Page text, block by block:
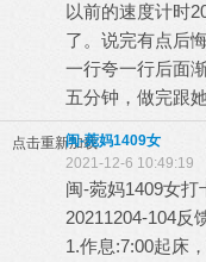
以前的速度计时
了。说完有点后
一行夸一行后面
五分钟，做完跟
点击重新加载闽-菀妈1409女
2021-12-6 10:49:19
闽-菀妈1409女打
20211204-104反
1.作息:7:00起床